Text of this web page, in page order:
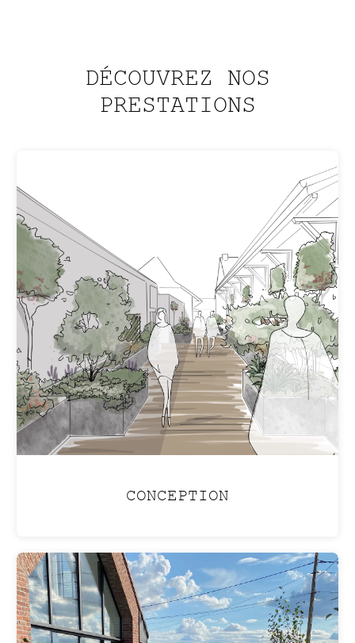
DÉCOUVREZ NOS
PRESTATIONS
CONCEPTION
De la première ébauche à sa réalisation,
nous nous occupons de la création du
jardin de A à Z.